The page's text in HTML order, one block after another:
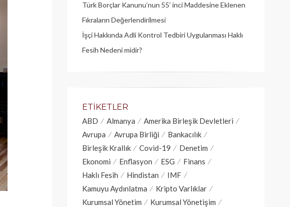
Türk Borçlar Kanunu’nun 55’ inci Maddesine Eklenen
Fıkraların Değerlendirilmesi
İşçi Hakkında Adli Kontrol Tedbiri Uygulanması Haklı
Fesih Nedeni midir?
ETIKETLER
ABD Almanya
Amerika Birleşik Devletleri
Avrupa
Avrupa Birliği
Bankacılık
Birleşik Krallık
Covid-19
Denetim
Ekonomi
Enflasyon ESG
Finans
Haklı Fesih
Hindistan
IMF
Kamuyu Aydınlatma
Kripto Varlıklar
Kurumsal Yönetim
Kurumsal Yönetişim